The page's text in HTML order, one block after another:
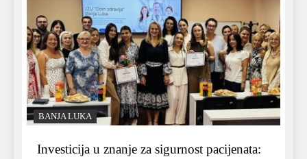
BANJA LUKA
Investicija u znanje za sigurnost pacijenata: